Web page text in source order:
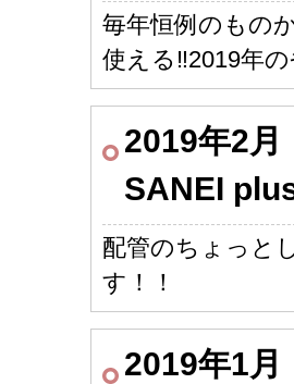
毎年恒例のもの
使える‼2019年
2019年2月
SANEI
配管のちょっと
す！！
2019年1月